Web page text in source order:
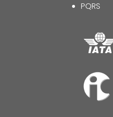
PQRS